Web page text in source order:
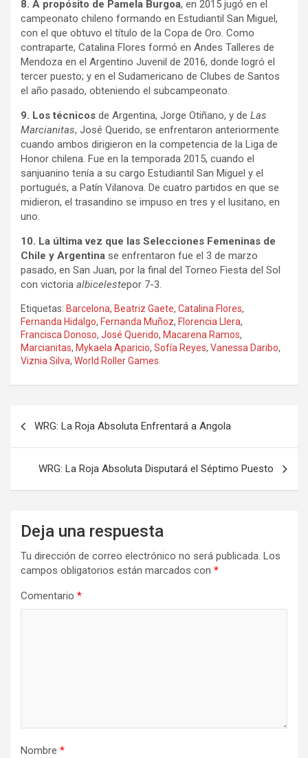
8. A propósito de Pamela Burgoa, en 2015 jugó en el
campeonato chileno formando en Estudiantil San Miguel,
con el que obtuvo el título de la Copa de Oro. Como
contraparte, Catalina Flores formó en Andes Talleres de
Mendoza en el Argentino Juvenil de 2016, donde logró el
tercer puesto; y en el Sudamericano de Clubes de Santos
el año pasado, obteniendo el subcampeonato.
9. Los técnicos de Argentina, Jorge Otiñano, y de Las
Marcianitas, José Querido, se enfrentaron anteriormente
cuando ambos dirigieron en la competencia de la Liga de
Honor chilena. Fue en la temporada 2015, cuando el
sanjuanino tenía a su cargo Estudiantil San Miguel y el
portugués, a Patín Vilanova. De cuatro partidos en que se
midieron, el trasandino se impuso en tres y el lusitano, en
uno.
10. La última vez que las Selecciones Femeninas de
Chile y Argentina se enfrentaron fue el 3 de marzo
pasado, en San Juan, por la final del Torneo Fiesta del Sol
con victoria albicelestepor 7-3.
Etiquetas: Barcelona, Beatriz Gaete, Catalina Flores,
Fernanda Hidalgo, Fernanda Muñoz, Florencia Llera,
Francisca Donoso, José Querido, Macarena Ramos,
Marcianitas, Mykaela Aparicio, Sofía Reyes, Vanessa Daribo,
Viznia Silva, World Roller Games
entradas
WRG: La Roja Absoluta Enfrentará a Angola
WRG: La Roja Absoluta Disputará el Séptimo Puesto
Deja una respuesta
Tu dirección de correo electrónico no será publicada. Los
campos obligatorios están marcados con *
Comentario *
Nombre *